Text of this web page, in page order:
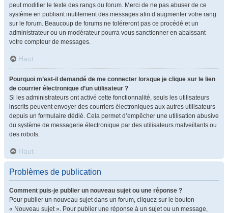
peut modifier le texte des rangs du forum. Merci de ne pas abuser de ce
système en publiant inutilement des messages afin d’augmenter votre rang
sur le forum. Beaucoup de forums ne toléreront pas ce procédé et un
administrateur ou un modérateur pourra vous sanctionner en abaissant
votre compteur de messages.
Haut
Pourquoi m’est-il demandé de me connecter lorsque je clique sur le lien
de courrier électronique d’un utilisateur ?
Si les administrateurs ont activé cette fonctionnalité, seuls les utilisateurs
inscrits peuvent envoyer des courriers électroniques aux autres utilisateurs
depuis un formulaire dédié. Cela permet d’empêcher une utilisation abusive
du système de messagerie électronique par des utilisateurs malveillants ou
des robots.
Haut
Problèmes de publication
Comment puis-je publier un nouveau sujet ou une réponse ?
Pour publier un nouveau sujet dans un forum, cliquez sur le bouton
« Nouveau sujet ». Pour publier une réponse à un sujet ou un message,